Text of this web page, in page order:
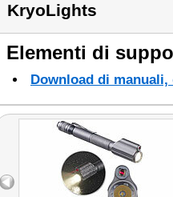
KryoLights
Elementi di
Download di